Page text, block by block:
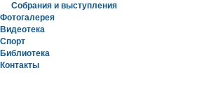
Собрания и выступления
Фотогалерея
Видеотека
Спорт
Библиотека
Контакты